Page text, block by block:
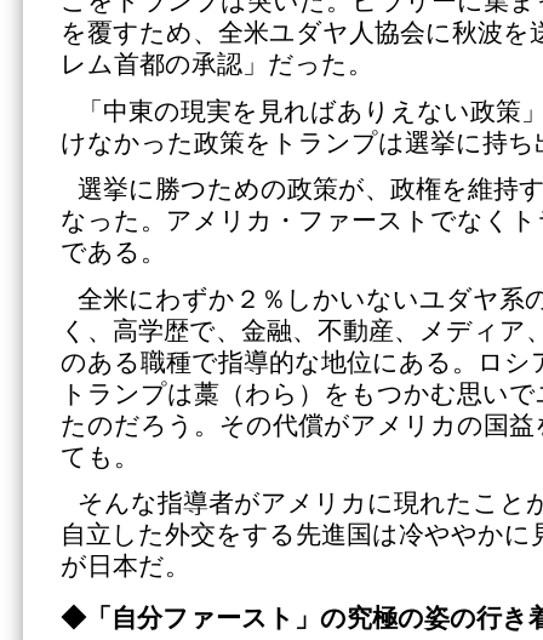
を覆すため、全米ユダヤ人協会に秋波を
レム首都の承認」だった。
「中東の現実を見ればありえない政策
けなかった政策をトランプは選挙に持ち
選挙に勝つための政策が、政権を維持
なった。アメリカ・ファーストでなく
である。
全米にわずか２％しかいないユダヤ系
く、高学歴で、金融、不動産、メディア
のある職種で指導的な地位にある。ロシ
トランプは藁（わら）をもつかむ思い
たのだろう。その代償がアメリカの国
ても。
そんな指導者がアメリカに現れたこと
自立した外交をする先進国は冷ややかに
が日本だ。
◆「自分ファースト」の究極の姿の行き